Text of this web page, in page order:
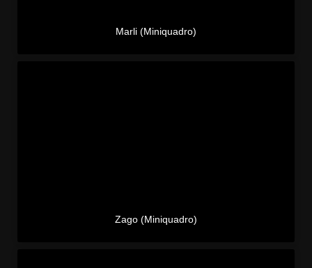
Marli (Miniquadro)
Zago (Miniquadro)